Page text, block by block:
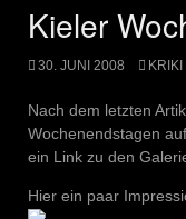
Kieler
30. JUNI 2008 KRIKI
Nach dem letzten
Wochenendstagen
ein Link zu den
Hier ein paar